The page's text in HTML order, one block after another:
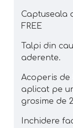
Captuseala
FREE
Talpi din
aderente.
Acoperis
aplicat pe
grosime de
Inchidere